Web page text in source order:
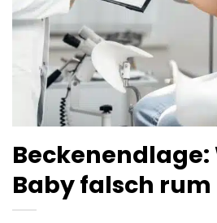
Beckenendlage:
Baby falsch